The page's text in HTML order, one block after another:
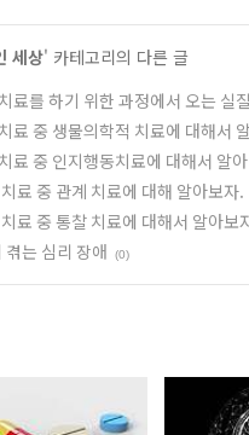
세상' 카테고리의 다른 글
료를 하기 위한 과정에서 오는 실
료 중 생물의학적 치료에 대해서
료 중 인지행동치료에 대해서 알
료 중 관계 치료에 대해 알아보자.
료 중 통찰 치료에 대해서 알아보
겪는 심리 장애 (0)